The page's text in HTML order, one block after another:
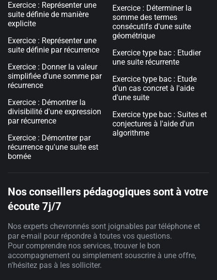
Exercice : Représenter une
suite définie de manière
explicite
Exercice : Représenter une
suite définie par récurrence
Exercice : Donner la valeur
simplifiée d'une somme par
récurrence
Exercice : Démontrer la
divisibilité d'une expression
par récurrence
Exercice : Démontrer par
récurrence qu'une suite est
bornée
Exercice : Déterminer la
somme des termes
consécutifs d'une suite
géométrique
Exercice type bac : Etudier
une suite récurrente
Exercice type bac : Etude
d'un cas concret à l'aide
d'une suite
Exercice type bac : Suites et
conjectures à l'aide d'un
algorithme
Nos conseillers pédagogiques sont à votre
écoute 7j/7
Nos experts chevronnés sont joignables par téléphone et
par e-mail pour répondre à toutes vos questions.
Pour comprendre nos services, trouver le bon
accompagnement ou simplement souscrire à une offre,
n'hésitez pas à les solliciter.